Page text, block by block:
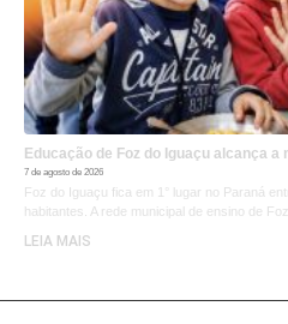
Educação de Foz do Iguaçu alcança
7 de agosto de 2026
Foz do Iguaçu fica em 1° lugar no Paraná
habitantes. A rede municipal de ensino de
LEIA MAIS